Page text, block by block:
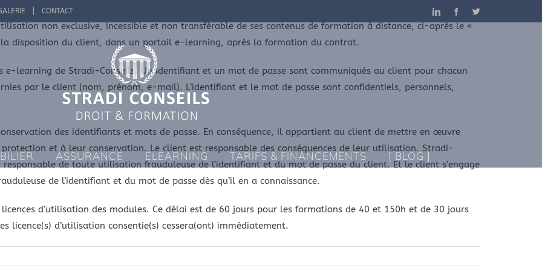
CONTACT LinkedInFacebook
ASSURANCE ELEARNING TARIFS & FINANCEMENTS [ BLOG ]
non exclusive, incessible et non transférable de ses contenus de formation à distance, ci-après le «
la disposition du client, dans un portail e-learning, après la formation du contrat.
e-learning de Stradi-Conseils. Un identifiant et un mot de passe sont communiqués au client pour chacun
par le client (nom, prénom, e-mail). L’identifiant et le mot de passe sont confidentiels, personnels,
des identifiants et mots de passe. En conséquence, il appartient au client de mettre en œuvre
et à leur conservation. Le client est responsable des conséquences de leur utilisation. Stradi-
de toute utilisation frauduleuse de l’identifiant et du mot de passe du client. Et le client s’engage
de l’identifiant et du mot de passe dès qu’il en a connaissance.
d’utilisation des modules. Ce délai est de 60 jours pour les formations de 40 et 150h et de 30 jours
licence(s) d’utilisation consentie(s) cessera(ont) immédiatement.